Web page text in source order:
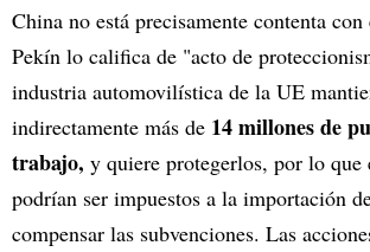
China no está precisamente contenta
Pekín lo califica de "acto de
industria automovilística de la UE
indirectamente más de 14 millones de
trabajo, y quiere protegerlos, por lo que
podrían ser impuestos a la importación
compensar las subvenciones. Las